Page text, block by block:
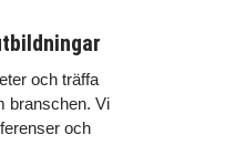
och träffa
branschen. Vi
och